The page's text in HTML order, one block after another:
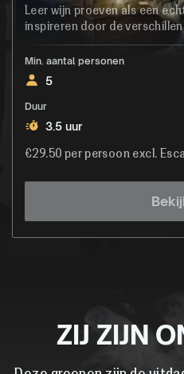
Leer wijn proeven als een
inspireren door de
Min. aantal personen
5
Duur
3.5 uur
€29.50 per persoon excl.
ZIJ ZIJN